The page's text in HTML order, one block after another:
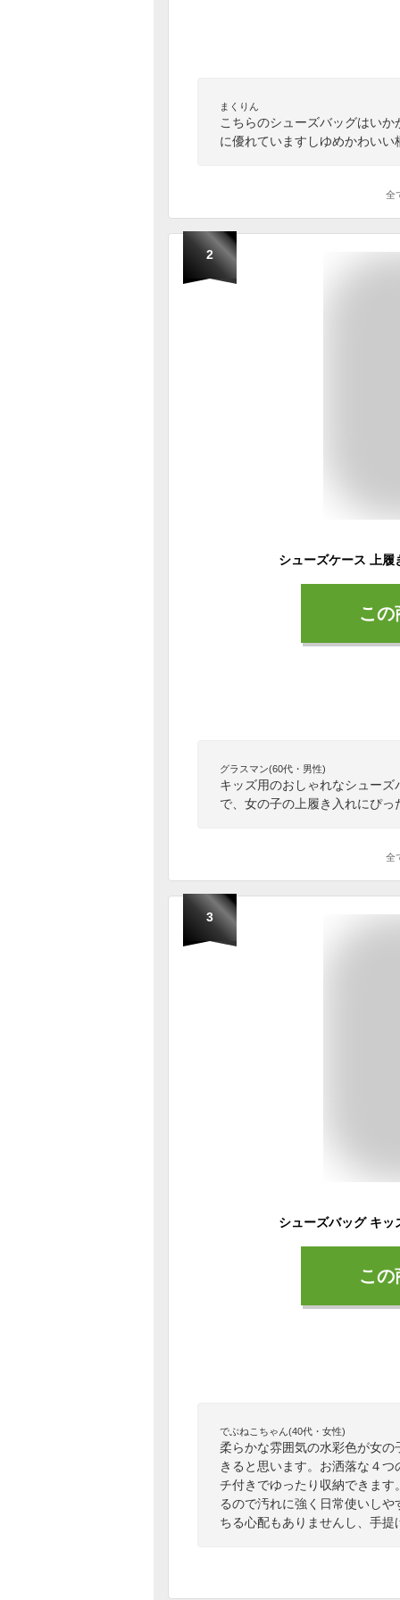
まくりん
こちらのシューズバッグはい
に優れていますしゆめかわい
全
2
こ
グラスマン(60代・男性)
キッズ用のおしゃれなシュー
で、女の子の上履き入れにぴっ
全
3
こ
でぶねこちゃん(40代・女性)
柔らかな雰囲気の水彩色が女
きると思います。お洒落な４
チ付きでゆったり収納できま
るので汚れに強く日常使いし
ちる心配もありませんし、手